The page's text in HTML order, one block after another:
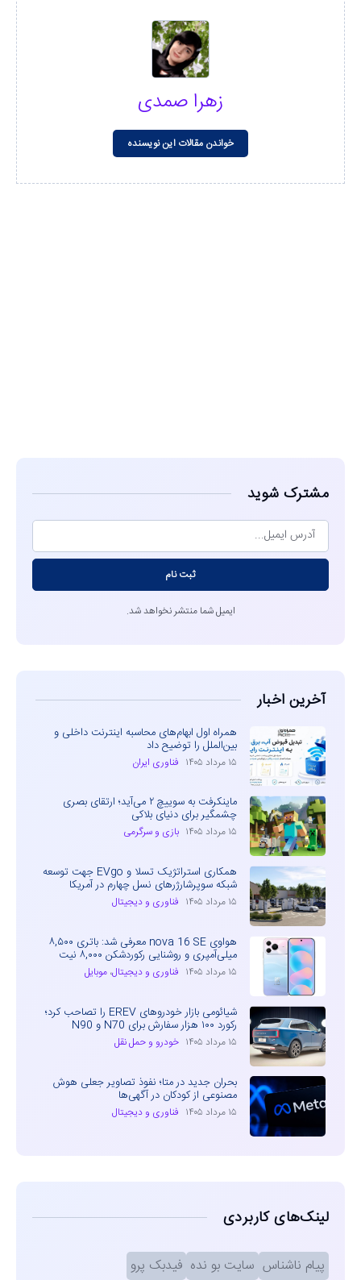
زهرا صمدی
خواندن مقالات این نویسنده
مشترک شوید
ثبت نام
ایمیل شما منتشر نخواهد شد.
آخرین اخبار
همراه اول ابهام‌های محاسبه اینترنت داخلی و
بین‌الملل را توضیح داد
۱۵ مرداد ۱۴۰۵ فناوری ایران
ماینکرفت به سوییچ ۲ می‌آید؛ ارتقای بصری
چشمگیر برای دنیای بلاکی
۱۵ مرداد ۱۴۰۵ بازی و سرگرمی
همکاری استراتژیک تسلا و EVgo جهت توسعه
شبکه سوپرشارژرهای نسل چهارم در آمریکا
۱۵ مرداد ۱۴۰۵ فناوری و دیجیتال
هواوی nova 16 SE معرفی شد: باتری ۸,۵۰۰
میلی‌آمپری و روشنایی رکوردشکن ۸,۰۰۰ نیت
۱۵ مرداد ۱۴۰۵ فناوری و دیجیتال، موبایل
شیائومی بازار خودروهای EREV را تصاحب کرد؛
رکورد ۱۰۰ هزار سفارش برای N70 و N90
۱۵ مرداد ۱۴۰۵ خودرو و حمل نقل
بحران جدید در متا؛ نفوذ تصاویر جعلی هوش
مصنوعی از کودکان در آگهی‌ها
۱۵ مرداد ۱۴۰۵ فناوری و دیجیتال
لینک‌های کاربردی
پیام ناشناس سایت بو نده فیدبک پرو